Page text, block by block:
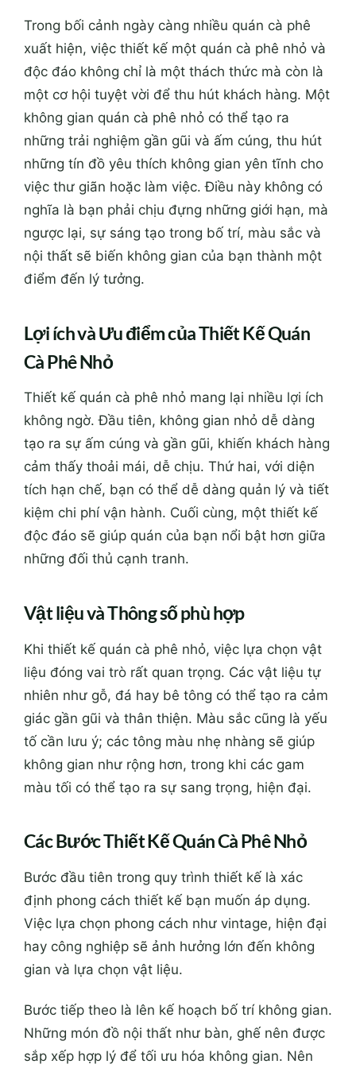
Trong bối cảnh ngày càng nhiều quán cà phê
xuất hiện, việc thiết kế một quán cà phê nhỏ và
độc đáo không chỉ là một thách thức mà còn là
một cơ hội tuyệt vời để thu hút khách hàng. Một
không gian quán cà phê nhỏ có thể tạo ra
những trải nghiệm gần gũi và ấm cúng, thu hút
những tín đồ yêu thích không gian yên tĩnh cho
việc thư giãn hoặc làm việc. Điều này không có
nghĩa là bạn phải chịu đựng những giới hạn, mà
ngược lại, sự sáng tạo trong bố trí, màu sắc và
nội thất sẽ biến không gian của bạn thành một
điểm đến lý tưởng.
Lợi ích và Ưu điểm của Thiết Kế Quán
Cà Phê Nhỏ
Thiết kế quán cà phê nhỏ mang lại nhiều lợi ích
không ngờ. Đầu tiên, không gian nhỏ dễ dàng
tạo ra sự ấm cúng và gần gũi, khiến khách hàng
cảm thấy thoải mái, dễ chịu. Thứ hai, với diện
tích hạn chế, bạn có thể dễ dàng quản lý và tiết
kiệm chi phí vận hành. Cuối cùng, một thiết kế
độc đáo sẽ giúp quán của bạn nổi bật hơn giữa
những đối thủ cạnh tranh.
Vật liệu và Thông số phù hợp
Khi thiết kế quán cà phê nhỏ, việc lựa chọn vật
liệu đóng vai trò rất quan trọng. Các vật liệu tự
nhiên như gỗ, đá hay bê tông có thể tạo ra cảm
giác gần gũi và thân thiện. Màu sắc cũng là yếu
tố cần lưu ý; các tông màu nhẹ nhàng sẽ giúp
không gian như rộng hơn, trong khi các gam
màu tối có thể tạo ra sự sang trọng, hiện đại.
Các Bước Thiết Kế Quán Cà Phê Nhỏ
Bước đầu tiên trong quy trình thiết kế là xác
định phong cách thiết kế bạn muốn áp dụng.
Việc lựa chọn phong cách như vintage, hiện đại
hay công nghiệp sẽ ảnh hưởng lớn đến không
gian và lựa chọn vật liệu.
Bước tiếp theo là lên kế hoạch bố trí không gian.
Những món đồ nội thất như bàn, ghế nên được
sắp xếp hợp lý để tối ưu hóa không gian. Nên